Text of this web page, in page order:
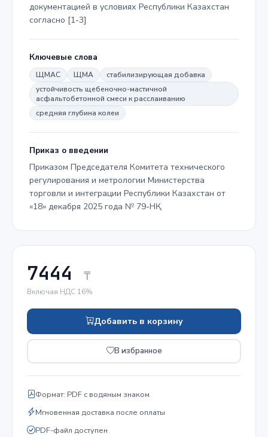
документацией в условиях Республики Казахстан
согласно [1-3]
Ключевые слова
ЩМАС ЩМА
стабилизирующая добавка
устойчивость щебеночно-мастичной
асфальтобетонной смеси к расслаиванию
средняя глубина колеи
Приказ о введении
Приказом Председателя Комитета технического
регулирования и метрологии Министерства
торговли и интеграции Республики Казахстан от
«18» декабря 2025 года № 79-НҚ
7444 ₸
Включая НДС 16%
Добавить в корзину
В избранное
Формат: PDF с водяным знаком
Мгновенная доставка после оплаты
PDF-файл доступен